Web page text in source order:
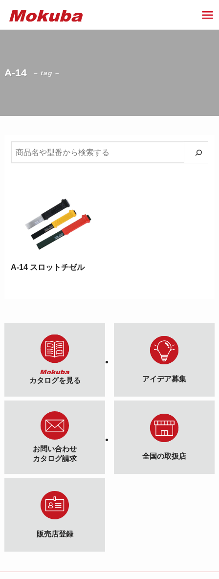
A-14 – tag –
A-14 スロットチゼル
カタログを見る アイデア募集
お問い合わせ
カタログ請求
全国の取扱店
販売店登録